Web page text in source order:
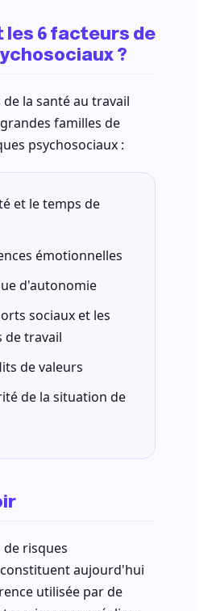
les 6 facteurs de
?
de la santé au travail
familles de
psychosociaux :
et le temps de
émotionnelles
d'autonomie
sociaux et les
de travail
de valeurs
de la situation de
de risques
aujourd'hui
utilisée par de